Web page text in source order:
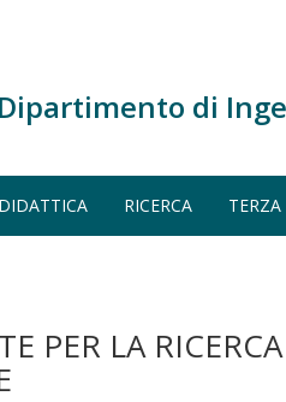
Dipartimento di
DIDATTICA RICERCA
PER LA